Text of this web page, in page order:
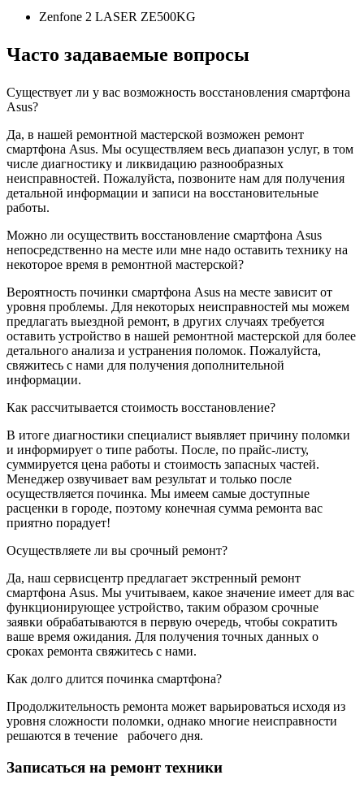
Zenfone 2 LASER ZE500KG
Часто задаваемые вопросы
Существует ли у вас возможность восстановления смартфона
Asus?
Да, в нашей ремонтной мастерской возможен ремонт
смартфона Asus. Мы осуществляем весь диапазон услуг, в том
числе диагностику и ликвидацию разнообразных
неисправностей. Пожалуйста, позвоните нам для получения
детальной информации и записи на восстановительные
работы.
Можно ли осуществить восстановление смартфона Asus
непосредственно на месте или мне надо оставить технику на
некоторое время в ремонтной мастерской?
Вероятность починки смартфона Asus на месте зависит от
уровня проблемы. Для некоторых неисправностей мы можем
предлагать выездной ремонт, в других случаях требуется
оставить устройство в нашей ремонтной мастерской для более
детального анализа и устранения поломок. Пожалуйста,
свяжитесь с нами для получения дополнительной
информации.
Как рассчитывается стоимость восстановление?
В итоге диагностики специалист выявляет причину поломки
и информирует о типе работы. После, по прайс-листу,
суммируется цена работы и стоимость запасных частей.
Менеджер озвучивает вам результат и только после
осуществляется починка. Мы имеем самые доступные
расценки в городе, поэтому конечная сумма ремонта вас
приятно порадует!
Осуществляете ли вы срочный ремонт?
Да, наш сервисцентр предлагает экстренный ремонт
смартфона Asus. Мы учитываем, какое значение имеет для вас
функционирующее устройство, таким образом срочные
заявки обрабатываются в первую очередь, чтобы сократить
ваше время ожидания. Для получения точных данных о
сроках ремонта свяжитесь с нами.
Как долго длится починка смартфона?
Продолжительность ремонта может варьироваться исходя из
уровня сложности поломки, однако многие неисправности
решаются в течение
рабочего дня.
Записаться на ремонт техники